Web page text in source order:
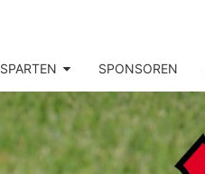
SPARTEN SPONSOREN